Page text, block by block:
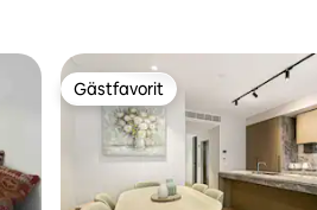
Gästfavorit
Gästfavorit